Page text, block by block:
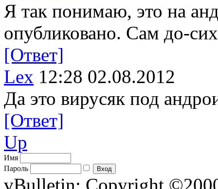
Я так понимаю, это на
опубликовано. Сам до-
[Ответ]
Lex 12:28 02.08.2012
Да это вирусяк под
[Ответ]
Up
Имя
Пароль